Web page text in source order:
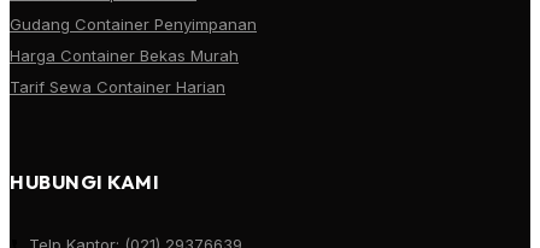
Gudang Container Penyimpanan
Harga Container Bekas Murah
Tarif Sewa Container Harian
HUBUNGI KAMI